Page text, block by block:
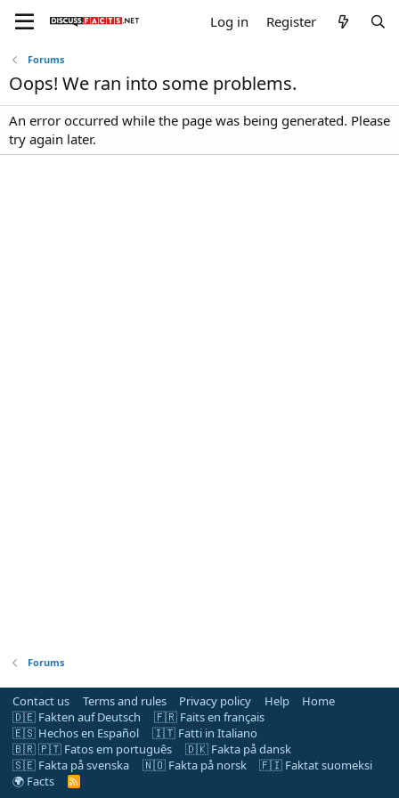
Log in Register
Forums
Oops! We ran into some problems.
An error occurred while the page was being generated. Please
try again later.
Forums
Contact us Terms and rules Privacy policy Help
Home
🇩🇪 Fakten auf Deutsch
🇫🇷 Faits en français
🇪🇸 Hechos en Español
🇮🇹 Fatti in Italiano
🇧🇷 🇵🇹 Fatos em português
🇩🇰 Fakta på dansk
🇸🇪 Fakta på svenska
🇳🇴 Fakta på norsk
🇫🇮 Faktat suomeksi
🌍 Facts
R